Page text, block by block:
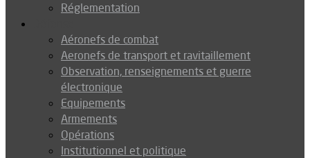
Réglementation
Aéronefs de combat
Aeronefs de transport et ravitaillement
Observation, renseignements et guerre
électronique
Equipements
Armements
Opérations
Institutionnel et politique